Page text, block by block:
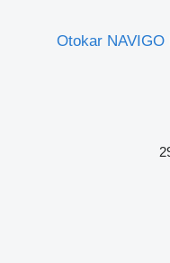
Otokar NAVIGO